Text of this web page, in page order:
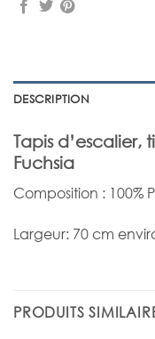
DESCRIPTION
Tapis d’escalier,
Fuchsia
Composition : 100%
Largeur: 70 cm
PRODUITS